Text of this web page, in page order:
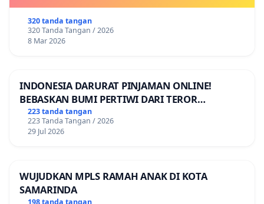
KEJELASAN SUMBER GAJI POKOK
320 tanda tangan
320 Tanda Tangan / 2026
8 Mar 2026
INDONESIA DARURAT PINJAMAN ONLINE!
BEBASKAN BUMI PERTIWI DARI TEROR
PINJAMAN ONLINE! TUTUP PINJOL!
223 tanda tangan
223 Tanda Tangan / 2026
29 Jul 2026
WUJUDKAN MPLS RAMAH ANAK DI KOTA
SAMARINDA
198 tanda tangan